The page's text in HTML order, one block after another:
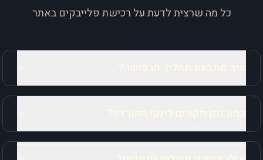
כל מה שרצית לדעת על רכישת פלייבקים באתר